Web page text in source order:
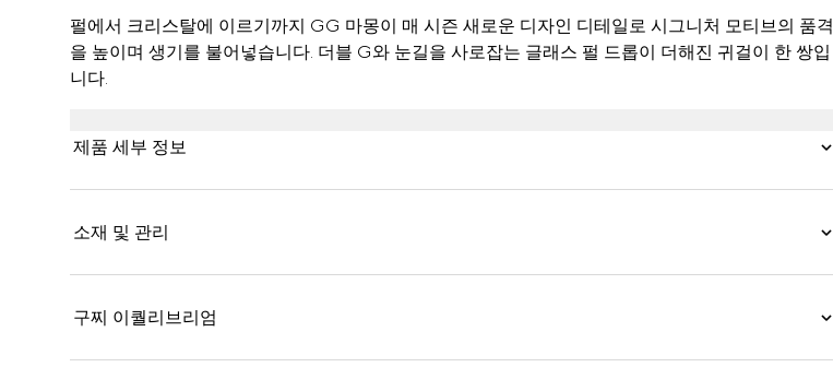
펄에서 크리스탈에 이르기까지 GG 마몽이 매 시즌 새로운 디자인 디테일로 시그니처 모티브의 품격
을 높이며 생기를 불어넣습니다. 더블 G와 눈길을 사로잡는 글래스 펄 드롭이 더해진 귀걸이 한 쌍입
니다.
제품 세부 정보
소재 및 관리
구찌 이퀄리브리엄